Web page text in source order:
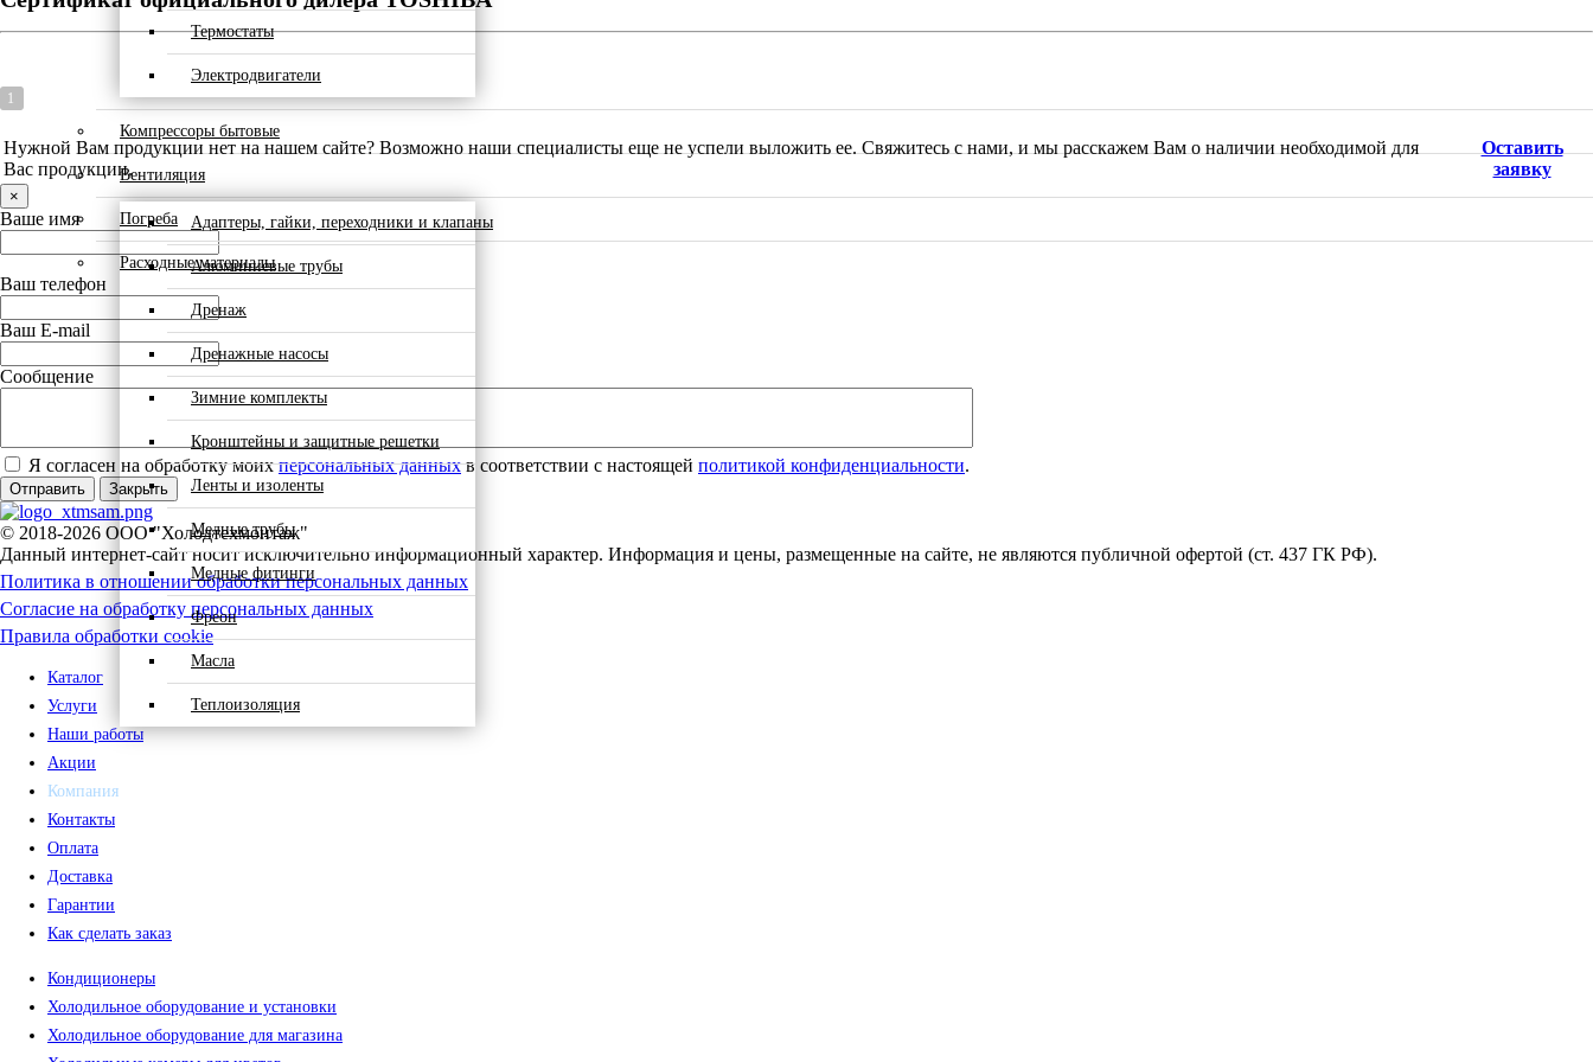
Термостаты
Электродвигатели
Компрессоры бытовые
Вентиляция
Погреба
Расходные материалы
Адаптеры, гайки, переходники и клапаны
Алюминиевые трубы
Дренаж
Дренажные насосы
Зимние комплекты
Кронштейны и защитные решетки
Ленты и изоленты
Медные трубы
Медные фитинги
Фреон
Масла
Теплоизоляция
1
Нужной Вам продукции нет на нашем сайте? Возможно наши специалисты еще не успели выложить ее. Свяжитесь с нами, и мы расскажем Вам о наличии необходимой для
Вас продукции.
Оставить
заявку
×
Ваше имя
Ваш телефон
Ваш E-mail
Сообщение
Я согласен на обработку моихперсональных данныхв соответствии с настоящей политикой конфиденциальности.
Отправить Закрыть
© 2018-2026 ООО "Холодтехмонтаж"
Данный интернет-сайт носит исключительно информационный характер. Информация и цены, размещенные на сайте, не являются публичной офертой (ст. 437 ГК РФ).
Политика в отношении обработки персональных данных
Согласие на обработку персональных данных
Правила обработки cookie
Каталог
Услуги
Наши работы
Акции
Компания
Контакты
Оплата
Доставка
Гарантии
Как сделать заказ
Кондиционеры
Холодильное оборудование и установки
Холодильное оборудование для магазина